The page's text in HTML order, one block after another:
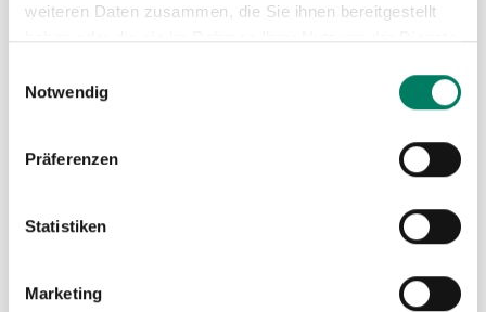
weiteren Daten zusammen, die Sie ihnen bereitgestellt
haben oder die sie im Rahmen Ihrer Nutzung der Dienste
Notwendig
Präferenzen
Statistiken
Marketing
NIRO 1-Strang-Drahtseilgehänge mit